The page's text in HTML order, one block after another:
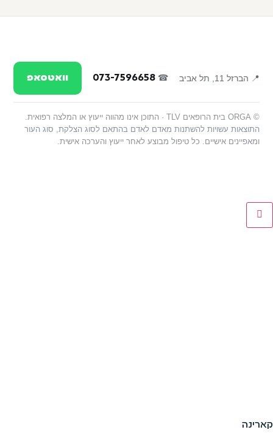
📍 הברזל 11, תל אביב ☎
073-7596658 וואטסאפ
© ORGA בית הרופאים TLV · התוכן אינו מהווה ייעוץ או המלצה רפואית.
התוצאות עשויות להשתנות מאדם לאדם בהתאם לסוג הצלקת, סוג העור
ומאפיינים אישיים. כל טיפול מבוצע לאחר ייעוץ והערכה אישית.
קארינה